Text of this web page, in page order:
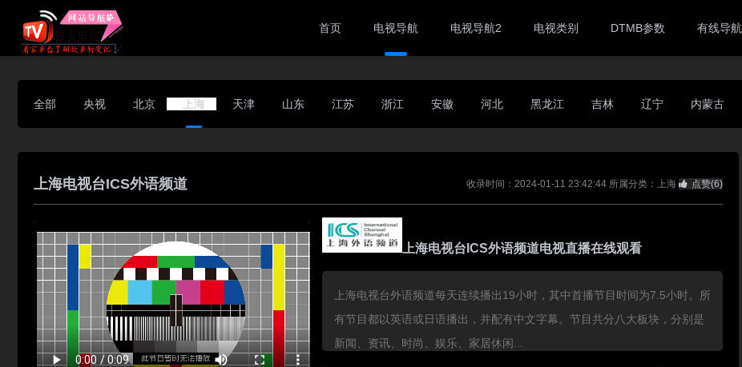
首页 电视导航 电视导航2 电视类别 DTMB参数 有线导航
全部 央视 北京 上海 天津 山东 江苏 浙江 安徽 河北 黑龙江 吉林 辽宁 内蒙古
上海电视台ICS外语频道 收录时间：2024-01-11 23:42:44 所属分类：上海 点赞(6)
上海电视台ICS外语频道电视直播在线观看
上海电视台外语频道每天连续播出19小时，其中首播节目时间为7.5小时。所
有节目都以英语或日语播出，并配有中文字幕。节目共分八大板块，分别是
新闻、资讯、时尚、娱乐、家居休闲...